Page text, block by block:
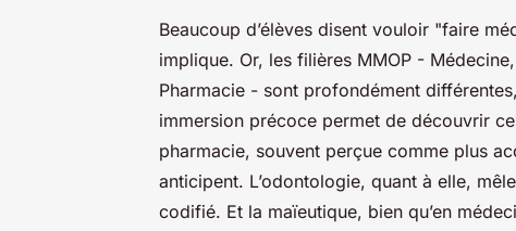
Beaucoup d’élèves disent vouloir "faire
implique. Or, les filières MMOP -
Pharmacie - sont profondément
immersion précoce permet de découvrir
pharmacie, souvent perçue comme plus
anticipent. L’odontologie, quant à elle,
codifié. Et la maïeutique, bien qu’en